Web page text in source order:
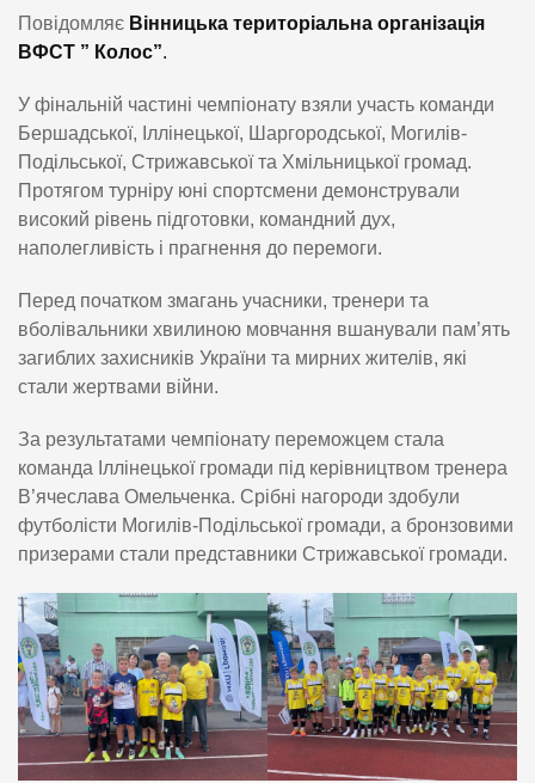
Повідомляє Вінницька територіальна організація
ВФСТ ” Колос”.
У фінальній частині чемпіонату взяли участь команди
Бершадської, Іллінецької, Шаргородської, Могилів-
Подільської, Стрижавської та Хмільницької громад.
Протягом турніру юні спортсмени демонстрували
високий рівень підготовки, командний дух,
наполегливість і прагнення до перемоги.
Перед початком змагань учасники, тренери та
вболівальники хвилиною мовчання вшанували пам’ять
загиблих захисників України та мирних жителів, які
стали жертвами війни.
За результатами чемпіонату переможцем стала
команда Іллінецької громади під керівництвом тренера
В’ячеслава Омельченка. Срібні нагороди здобули
футболісти Могилів-Подільської громади, а бронзовими
призерами стали представники Стрижавської громади.